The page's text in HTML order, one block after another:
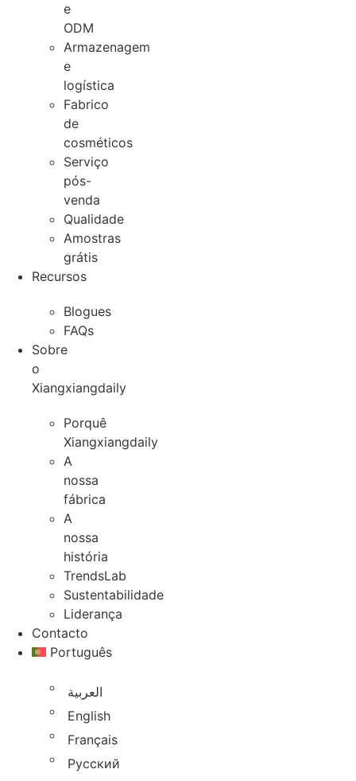
e
ODM
Armazenagem
e
logística
Fabrico
de
cosméticos
Serviço
pós-
venda
Qualidade
Amostras
grátis
Recursos
Blogues
FAQs
Sobre
o
Xiangxiangdaily
Porquê
Xiangxiangdaily
A
nossa
fábrica
A
nossa
história
TrendsLab
Sustentabilidade
Liderança
Contacto
Português
العربية
English
Français
Русский